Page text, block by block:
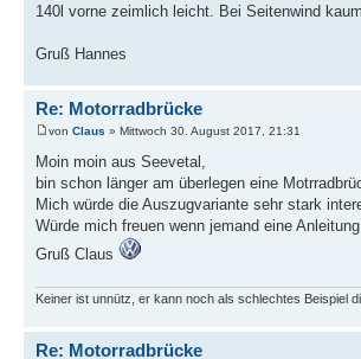
140l vorne zeimlich leicht. Bei Seitenwind
Gruß Hannes
Re: Motorradbrücke
von Claus » Mittwoch 30. August 2017, 21:31
Moin moin aus Seevetal,
bin schon länger am überlegen eine
Mich würde die Auszugvariante sehr stark
Würde mich freuen wenn jemand eine
Gruß Claus
Keiner ist unnütz, er kann noch als schlechtes Beispiel
Re: Motorradbrücke